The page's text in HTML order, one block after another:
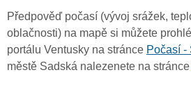
Předpověď počasí (vývoj srážek,
oblačnosti) na mapě si můžete
portálu Ventusky na stránce Počasí -
městě Sadská nalezenete na stránce